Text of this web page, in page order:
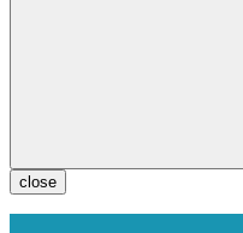
close